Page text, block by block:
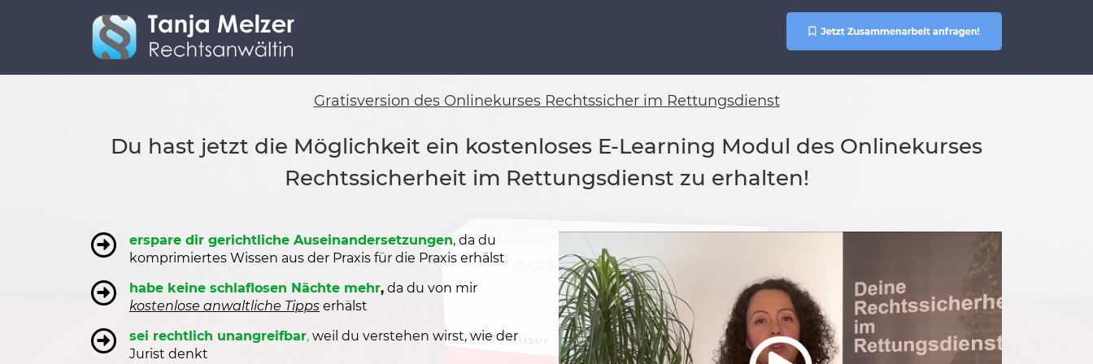
Gratisversion des Onlinekurses Rechtssicher im Rettungsdienst
Du hast jetzt die Möglichkeit ein kostenloses E-Learning Modul des Onlinekurses
Rechtssicherheit im Rettungsdienst zu erhalten!
erspare dir gerichtliche Auseinandersetzungen, da du
komprimiertes Wissen aus der Praxis für die Praxis erhälst
habe keine schlaflosen Nächte mehr, da du von mir
kostenlose anwaltliche Tipps erhälst
sei rechtlich unangreifbar, weil du verstehen wirst, wie der
Jurist denkt